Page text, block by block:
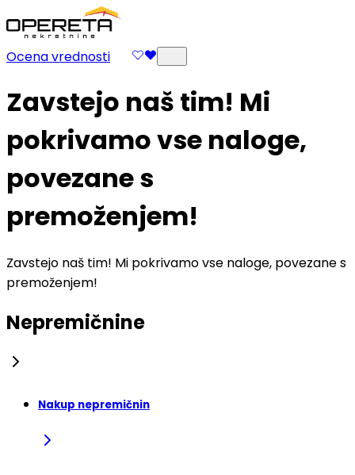
Ocena vrednosti
Zavstejo naš tim! Mi
pokrivamo vse naloge,
povezane s
premoženjem!
Zavstejo naš tim! Mi pokrivamo vse naloge, povezane s
premoženjem!
Nepremičnine
Nakup nepremičnin